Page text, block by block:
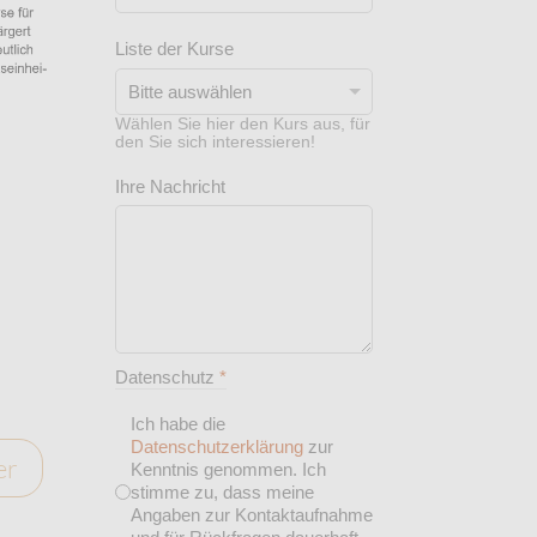
Liste der Kurse
Wählen Sie hier den Kurs aus, für
den Sie sich interessieren!
Ihre Nachricht
Datenschutz *
Ich habe die
Datenschutzerklärung zur
Kenntnis genommen. Ich
stimme zu, dass meine
Angaben zur Kontaktaufnahme